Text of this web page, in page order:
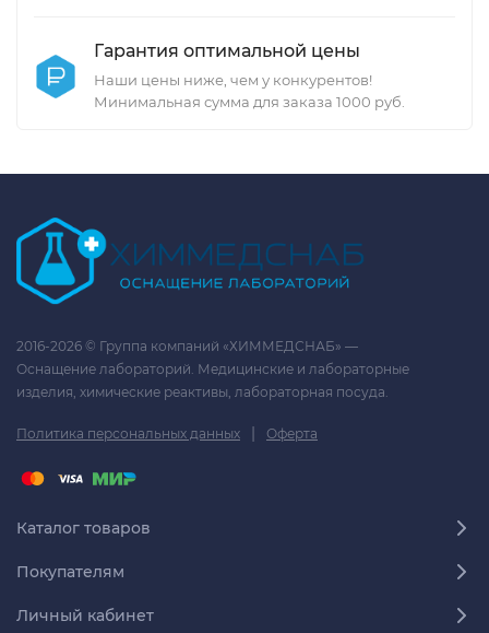
Гарантия оптимальной цены
Наши цены ниже, чем у конкурентов!
Минимальная сумма для заказа 1000 руб.
2016-2026 © Группа компаний «ХИММЕДСНАБ» —
Оснащение лабораторий. Медицинские и лабораторные
изделия, химические реактивы, лабораторная посуда.
Политика персональных данных | Оферта
Каталог товаров
Покупателям
Личный кабинет